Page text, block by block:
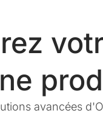
avancées